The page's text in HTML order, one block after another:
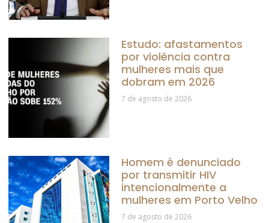
Estudo: afastamentos
por violência contra
mulheres mais que
dobram em 2026
7 de agosto de 2026
Homem é denunciado
por transmitir HIV
intencionalmente a
mulheres em Porto Velho
7 de agosto de 2026